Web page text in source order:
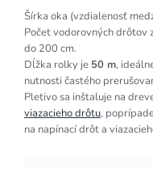
Šírka oka (vzdialenosť
Počet vodorovných drôtov
do 200 cm.
Dĺžka rolky je 50 m,
nutnosti častého
Pletivo sa inštaluje na
viazacieho drôtu,
na napínací drôt a